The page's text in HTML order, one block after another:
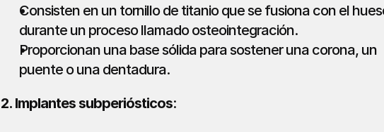
Consisten en un tornillo de titanio que se fusiona con el
durante un proceso llamado osteointegración.
Proporcionan una base sólida para sostener una corona, un
puente o una dentadura.
2. Implantes subperiósticos: